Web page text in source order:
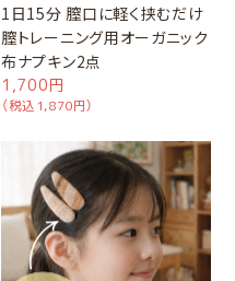
1日15分 膣口に軽く挟むだけ
膣トレーニング用オーガニック
布ナプキン2点
1,700円
（税込1,870円）